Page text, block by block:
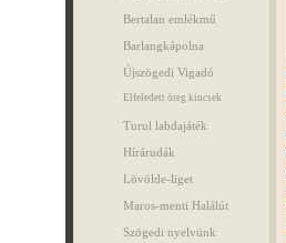
Bertalan emlékmű
Barlangkápolna
Újszögedi Vigadó
Elfeledett öreg kincsek
Turul labdajáték
Hírárudák
Lövölde-liget
Maros-menti Halálút
Szögedi nyelvünk